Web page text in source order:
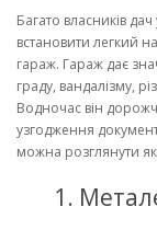
Багато власників
встановити легкий
гараж. Гараж дає
граду, вандалізму,
Водночас він
узгодження
можна розглянути як
1.